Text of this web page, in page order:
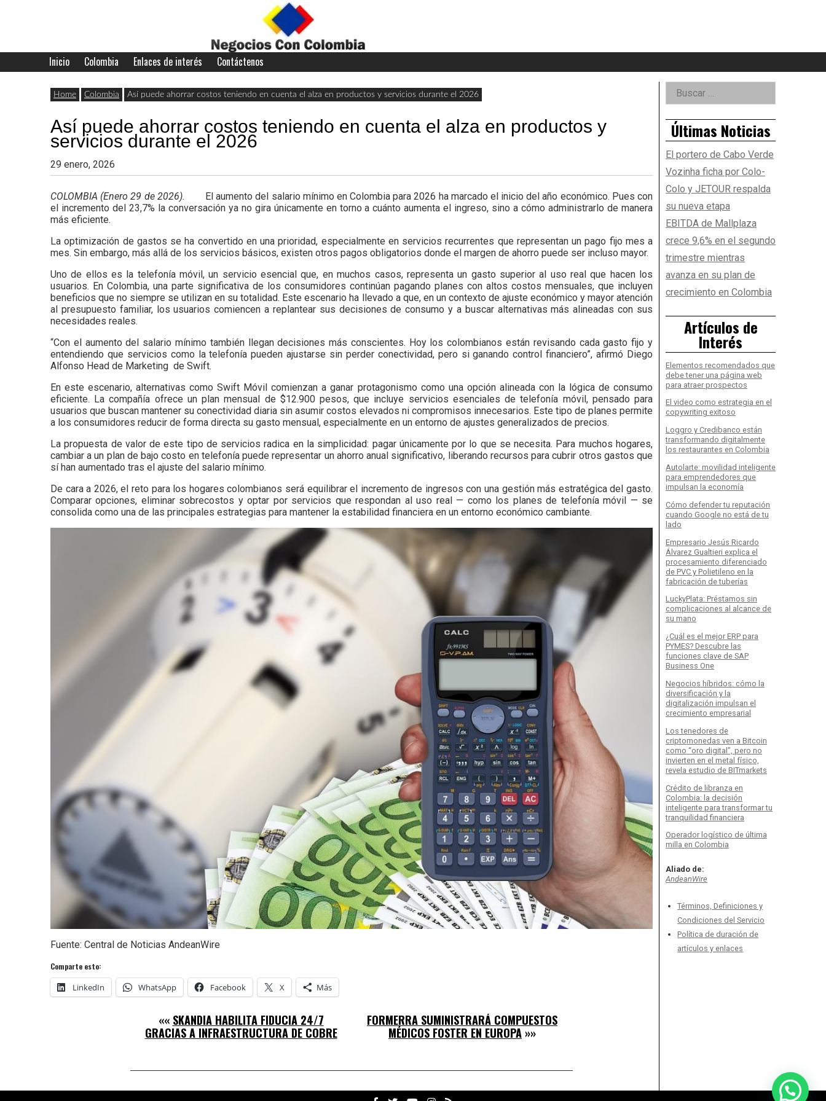
Negocios
con
Colombia
Últimas
noticias,
comunicados
y
actualidad
de
negocios
con
Colombia.
Widget
Inicio Colombia Enlaces de interés Contáctenos
Home Colombia Así puede ahorrar costos teniendo en cuenta el alza en productos y servicios durante el 2026
Así puede ahorrar costos teniendo en cuenta el alza en productos y
servicios durante el 2026
29 enero, 2026
COLOMBIA (Enero 29 de 2026). El aumento del salario mínimo en Colombia para 2026 ha marcado el inicio del año económico. Pues con
el incremento del 23,7% la conversación ya no gira únicamente en torno a cuánto aumenta el ingreso, sino a cómo administrarlo de manera
más eficiente.
La optimización de gastos se ha convertido en una prioridad, especialmente en servicios recurrentes que representan un pago fijo mes a
mes. Sin embargo, más allá de los servicios básicos, existen otros pagos obligatorios donde el margen de ahorro puede ser incluso mayor.
Uno de ellos es la telefonía móvil, un servicio esencial que, en muchos casos, representa un gasto superior al uso real que hacen los
usuarios. En Colombia, una parte significativa de los consumidores continúan pagando planes con altos costos mensuales, que incluyen
beneficios que no siempre se utilizan en su totalidad. Este escenario ha llevado a que, en un contexto de ajuste económico y mayor atención
al presupuesto familiar, los usuarios comiencen a replantear sus decisiones de consumo y a buscar alternativas más alineadas con sus
necesidades reales.
“Con el aumento del salario mínimo también llegan decisiones más conscientes. Hoy los colombianos están revisando cada gasto fijo y
entendiendo que servicios como la telefonía pueden ajustarse sin perder conectividad, pero si ganando control financiero”, afirmó Diego
Alfonso Head de Marketing de Swift.
En este escenario, alternativas como Swift Móvil comienzan a ganar protagonismo como una opción alineada con la lógica de consumo
eficiente. La compañía ofrece un plan mensual de $12.900 pesos, que incluye servicios esenciales de telefonía móvil, pensado para
usuarios que buscan mantener su conectividad diaria sin asumir costos elevados ni compromisos innecesarios. Este tipo de planes permite
a los consumidores reducir de forma directa su gasto mensual, especialmente en un entorno de ajustes generalizados de precios.
La propuesta de valor de este tipo de servicios radica en la simplicidad: pagar únicamente por lo que se necesita. Para muchos hogares,
cambiar a un plan de bajo costo en telefonía puede representar un ahorro anual significativo, liberando recursos para cubrir otros gastos que
sí han aumentado tras el ajuste del salario mínimo.
De cara a 2026, el reto para los hogares colombianos será equilibrar el incremento de ingresos con una gestión más estratégica del gasto.
Comparar opciones, eliminar sobrecostos y optar por servicios que respondan al uso real — como los planes de telefonía móvil — se
consolida como una de las principales estrategias para mantener la estabilidad financiera en un entorno económico cambiante.
Fuente: Central de Noticias AndeanWire
Comparte esto:
LinkedIn WhatsApp Facebook X Más
«« SKANDIA HABILITA FIDUCIA 24/7
GRACIAS A INFRAESTRUCTURA DE COBRE
FORMERRA SUMINISTRARÁ COMPUESTOS
MÉDICOS FOSTER EN EUROPA »»
Right
Asides
Buscar:
Últimas Noticias
El portero de Cabo Verde
Vozinha ficha por Colo-
Colo y JETOUR respalda
su nueva etapa
EBITDA de Mallplaza
crece 9,6% en el segundo
trimestre mientras
avanza en su plan de
crecimiento en Colombia
Artículos de
Interés
Elementos recomendados que
debe tener una página web
para atraer prospectos
El video como estrategia en el
copywriting exitoso
Loggro y Credibanco están
transformando digitalmente
los restaurantes en Colombia
Autolarte: movilidad inteligente
para emprendedores que
impulsan la economía
Cómo defender tu reputación
cuando Google no está de tu
lado
Empresario Jesús Ricardo
Álvarez Gualtieri explica el
procesamiento diferenciado
de PVC y Polietileno en la
fabricación de tuberías
LuckyPlata: Préstamos sin
complicaciones al alcance de
su mano
¿Cuál es el mejor ERP para
PYMES? Descubre las
funciones clave de SAP
Business One
Negocios híbridos: cómo la
diversificación y la
digitalización impulsan el
crecimiento empresarial
Los tenedores de
criptomonedas ven a Bitcoin
como “oro digital”, pero no
invierten en el metal físico,
revela estudio de BITmarkets
Crédito de libranza en
Colombia: la decisión
inteligente para transformar tu
tranquilidad financiera
Operador logístico de última
milla en Colombia
Aliado de:
AndeanWire
Términos, Definiciones y
Condiciones del Servicio
Política de duración de
artículos y enlaces